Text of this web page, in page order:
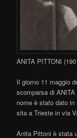
ANITA PITTONI
Il giorno 11 maggio
scomparsa di
nome è stato dato
sita a Trieste in via
Anita Pittoni è stata